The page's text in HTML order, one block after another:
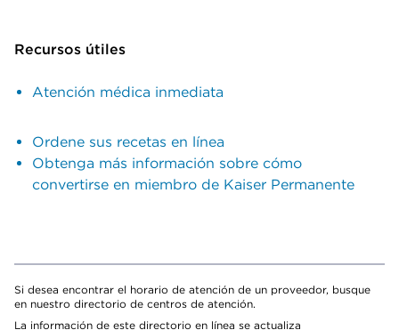
Recursos útiles
Atención médica inmediata
Ordene sus recetas en línea
Obtenga más información sobre cómo
convertirse en miembro de Kaiser Permanente
Si desea encontrar el horario de atención de un proveedor, busque
en nuestro directorio de centros de atención.
La información de este directorio en línea se actualiza